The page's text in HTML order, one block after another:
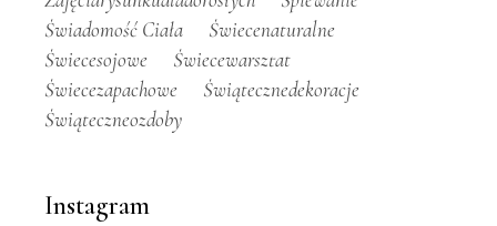
Świadomość Ciała
Świecenaturalne
Świecesojowe
Świecewarsztat
Świecezapachowe
Świątecznedekoracje
Świąteczneozdoby
Instagram